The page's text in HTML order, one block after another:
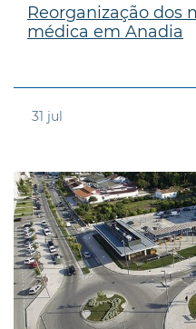
Reorganização dos
médica em Anadia
31 jul